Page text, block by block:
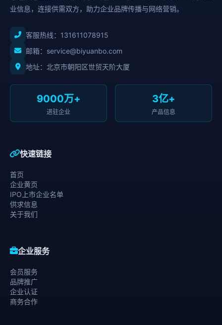
业信息，连接供需双方，助力企业品牌传播与网络营销。
客服热线： 131611078915
邮箱：service@biyuanbo.com
地址：北京市朝阳区世贸天阶大厦
9000万+
进驻企业
3亿+
产品信息
快速链接
首页
企业黄页
IPO上市企业名单
供求信息
关于我们
企业服务
会员服务
品牌推广
企业认证
商务合作